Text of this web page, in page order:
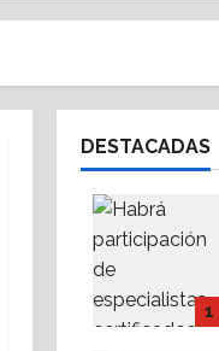
DESTACADAS
1